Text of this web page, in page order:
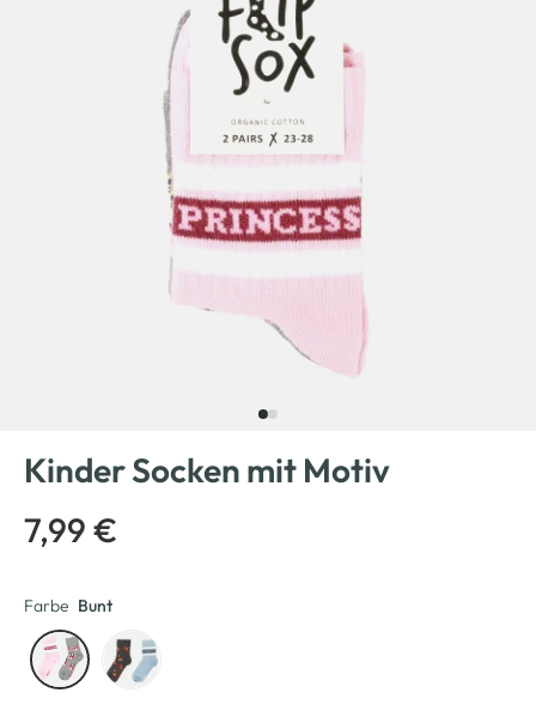
Kinder Socken mit Motiv
7,99 €
Farbe Bunt